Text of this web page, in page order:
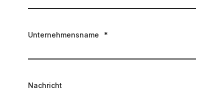
Unternehmensname *
Nachricht